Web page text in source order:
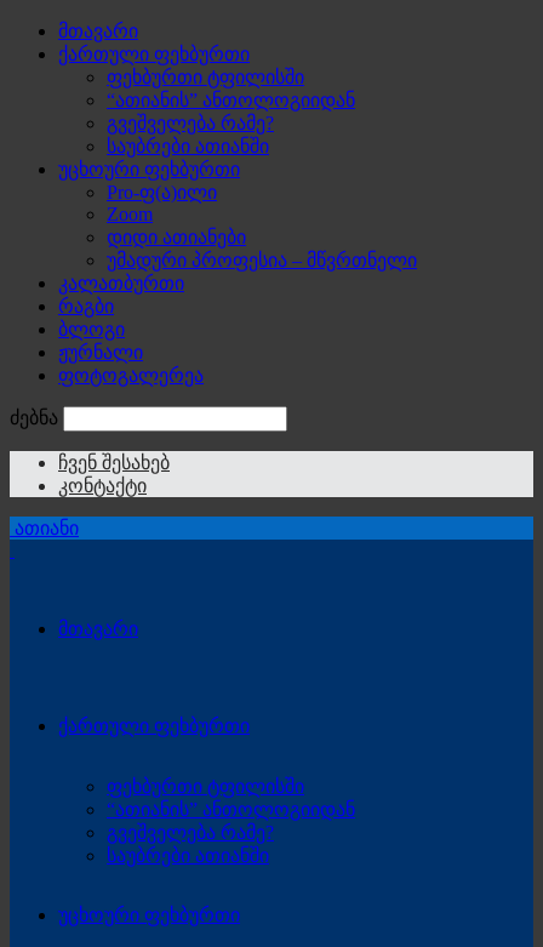
მთავარი
ქართული ფეხბურთი
ფეხბურთი ტფილისში
“ათიანის” ანთოლოგიიდან
გვეშველება რამე?
საუბრები ათიანში
უცხოური ფეხბურთი
Pro-ფ(ა)ილი
Zoom
დიდი ათიანები
უმადური პროფესია – მწვრთნელი
კალათბურთი
რაგბი
ბლოგი
ჟურნალი
ფოტოგალერეა
ძებნა
ჩვენ შესახებ
კონტაქტი
ათიანი
მთავარი
ქართული ფეხბურთი
ფეხბურთი ტფილისში
“ათიანის” ანთოლოგიიდან
გვეშველება რამე?
საუბრები ათიანში
უცხოური ფეხბურთი